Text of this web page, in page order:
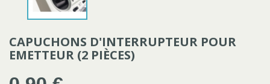
CAPUCHONS D'INTERRUPTEUR POUR
EMETTEUR (2 PIÈCES)